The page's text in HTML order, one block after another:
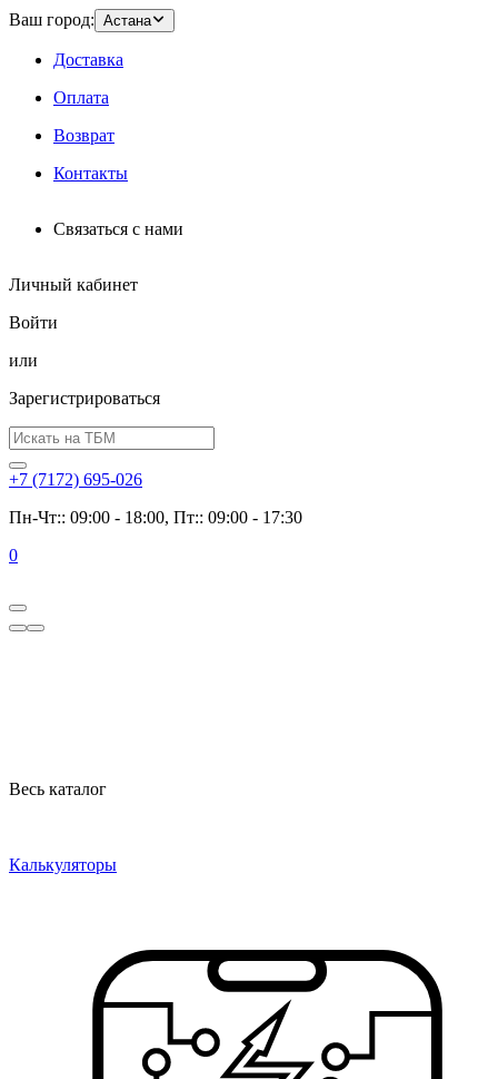
Ваш город: Астана
Доставка
Оплата
Возврат
Контакты
Связаться с нами
Личный кабинет
Войти
или
Зарегистрироваться
+7 (7172) 695-026
Пн-Чт:: 09:00 - 18:00, Пт:: 09:00 - 17:30
0
Весь каталог
Калькуляторы